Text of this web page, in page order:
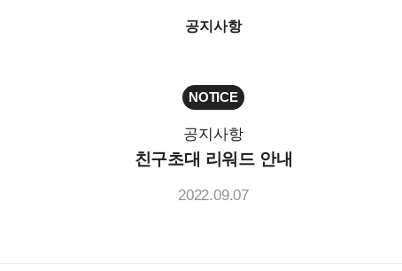
공지사항
NOTICE
공지사항
친구초대 리워드 안내
2022.09.07